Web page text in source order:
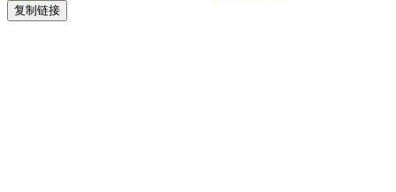
复制链接